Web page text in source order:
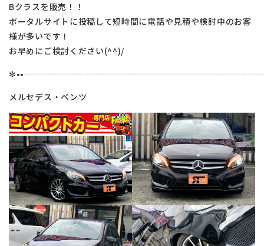
Bクラスを販売！！
ポータルサイトに投稿して短時間に電話や見積や検討中のお客
様が多いです！
お早めにご検討ください(^^)/
メルセデス・ベンツ